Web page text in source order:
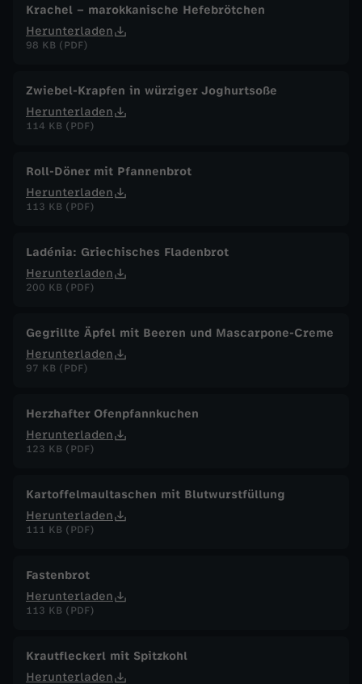
Krachel – marokkanische Hefebrötchen
Herunterladen
98 KB (PDF)
Zwiebel-Krapfen in würziger Joghurtsoße
Herunterladen
114 KB (PDF)
Roll-Döner mit Pfannenbrot
Herunterladen
113 KB (PDF)
Ladénia: Griechisches Fladenbrot
Herunterladen
200 KB (PDF)
Gegrillte Äpfel mit Beeren und Mascarpone-Creme
Herunterladen
97 KB (PDF)
Herzhafter Ofenpfannkuchen
Herunterladen
123 KB (PDF)
Kartoffelmaultaschen mit Blutwurstfüllung
Herunterladen
111 KB (PDF)
Fastenbrot
Herunterladen
113 KB (PDF)
Krautfleckerl mit Spitzkohl
Herunterladen